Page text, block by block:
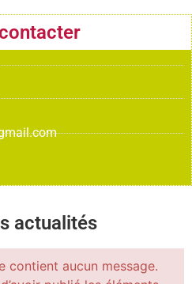
actualités
contient aucun message.